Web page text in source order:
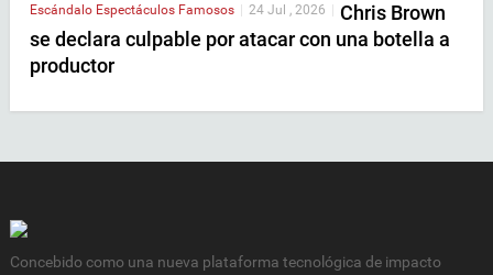
Escándalo Espectáculos Famosos 24 Jul , 2026
Chris Brown
se declara culpable por atacar con una botella a
productor
Concebido como una nueva plataforma tecnológica de impacto